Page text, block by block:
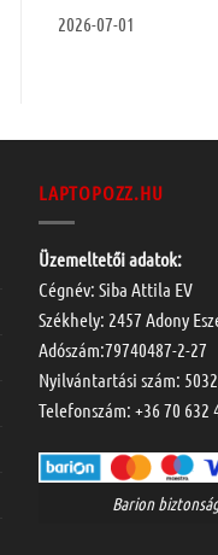
2026-07-01
LAPTOPOZZ.HU
Üzemeltetői adatok:
Cégnév: Siba Attila EV
Székhely: 2457 Adony
Adószám:79740487-2-27
Nyilvántartási szám:
Telefonszám: +36 70 632
Barion